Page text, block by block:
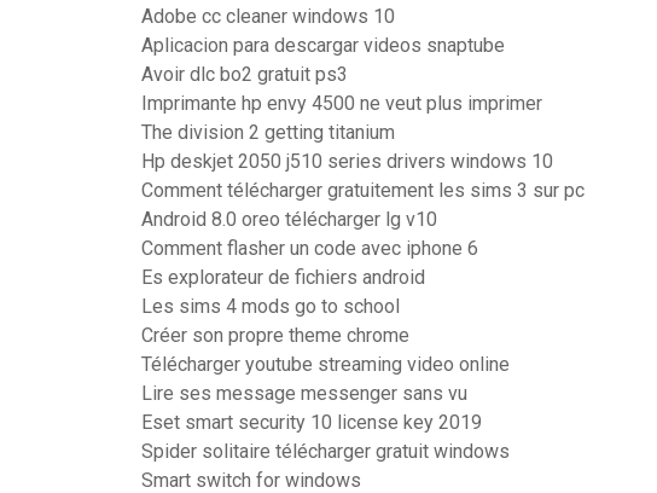
Adobe cc cleaner windows 10
Aplicacion para descargar videos snaptube
Avoir dlc bo2 gratuit ps3
Imprimante hp envy 4500 ne veut plus imprimer
The division 2 getting titanium
Hp deskjet 2050 j510 series drivers windows 10
Comment télécharger gratuitement les sims 3 sur pc
Android 8.0 oreo télécharger lg v10
Comment flasher un code avec iphone 6
Es explorateur de fichiers android
Les sims 4 mods go to school
Créer son propre theme chrome
Télécharger youtube streaming video online
Lire ses message messenger sans vu
Eset smart security 10 license key 2019
Spider solitaire télécharger gratuit windows
Smart switch for windows